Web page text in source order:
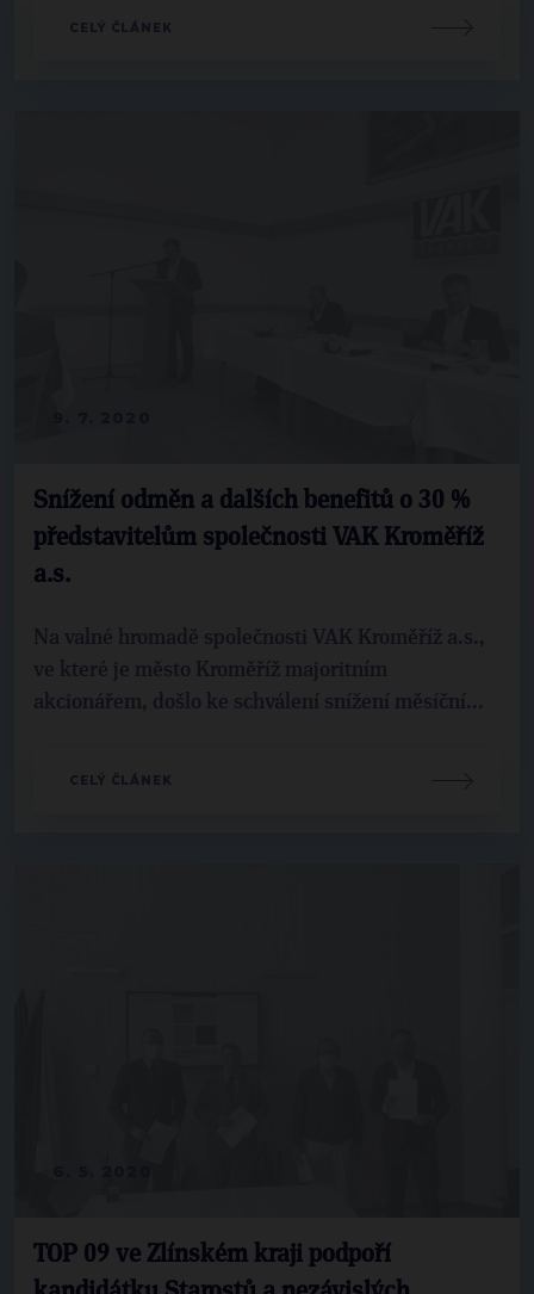
CELÝ ČLÁNEK
Snížení odměn a dalších benefitů o 30 %
představitelům společnosti VAK Kroměříž
a.s.
Na valné hromadě společnosti VAK Kroměříž a.s.,
ve které je město Kroměříž majoritním
akcionářem, došlo ke schválení snížení měsíční...
CELÝ ČLÁNEK
TOP 09 ve Zlínském kraji podpoří